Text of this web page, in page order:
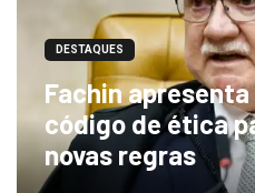
DESTAQUES
Fachin
código de ética
novas regras